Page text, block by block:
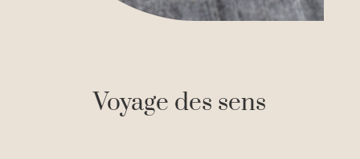
Voyage des sens